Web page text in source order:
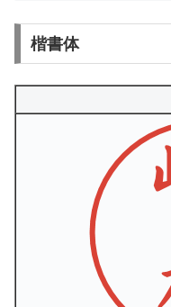
楷書体